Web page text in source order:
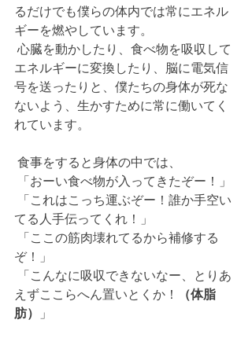
るだけでも僕らの体内では常にエネル
ギーを燃やしています。
エネルギーに変換したり、脳に電気信
号を送ったりと、僕たちの身体が死な
ないよう、生かすために常に働いてく
れています。
食事をすると身体の中では、
「おーい食べ物が入ってきたぞー！」
てる人手伝ってくれ！」
ぞ！」
えずここらへん置いとくか！
（体脂
肪）
」